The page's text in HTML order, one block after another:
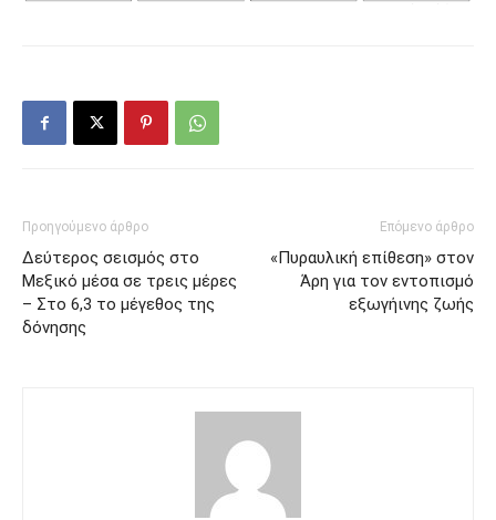
Προηγούμενο άρθρο
Δεύτερος σεισμός στο
Μεξικό μέσα σε τρεις μέρες
– Στο 6,3 το μέγεθος της
δόνησης
Επόμενο άρθρο
«Πυραυλική επίθεση» στον
Άρη για τον εντοπισμό
εξωγήινης ζωής